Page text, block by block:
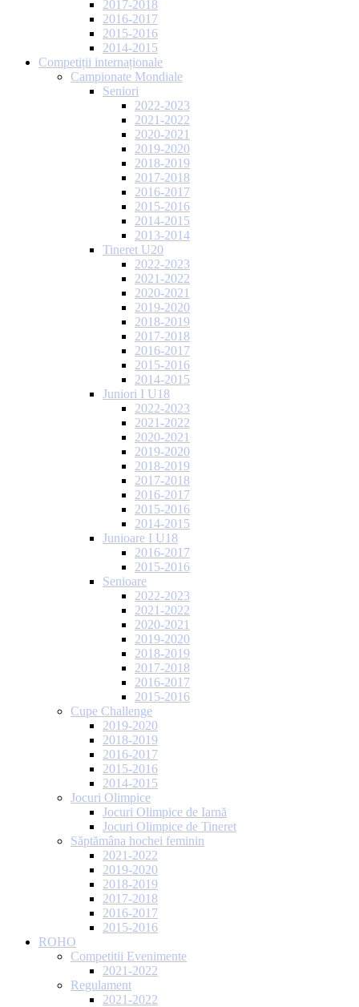
2017-2018
2016-2017
2015-2016
2014-2015
Competiții internaționale
Campionate Mondiale
Seniori
2022-2023
2021-2022
2020-2021
2019-2020
2018-2019
2017-2018
2016-2017
2015-2016
2014-2015
2013-2014
Tineret U20
2022-2023
2021-2022
2020-2021
2019-2020
2018-2019
2017-2018
2016-2017
2015-2016
2014-2015
Juniori I U18
2022-2023
2021-2022
2020-2021
2019-2020
2018-2019
2017-2018
2016-2017
2015-2016
2014-2015
Junioare I U18
2016-2017
2015-2016
Senioare
2022-2023
2021-2022
2020-2021
2019-2020
2018-2019
2017-2018
2016-2017
2015-2016
Cupe Challenge
2019-2020
2018-2019
2016-2017
2015-2016
2014-2015
Jocuri Olimpice
Jocuri Olimpice de Iarnă
Jocuri Olimpice de Tineret
Săptămâna hochei feminin
2021-2022
2019-2020
2018-2019
2017-2018
2016-2017
2015-2016
ROHO
Competitii Evenimente
2021-2022
Regulament
2021-2022